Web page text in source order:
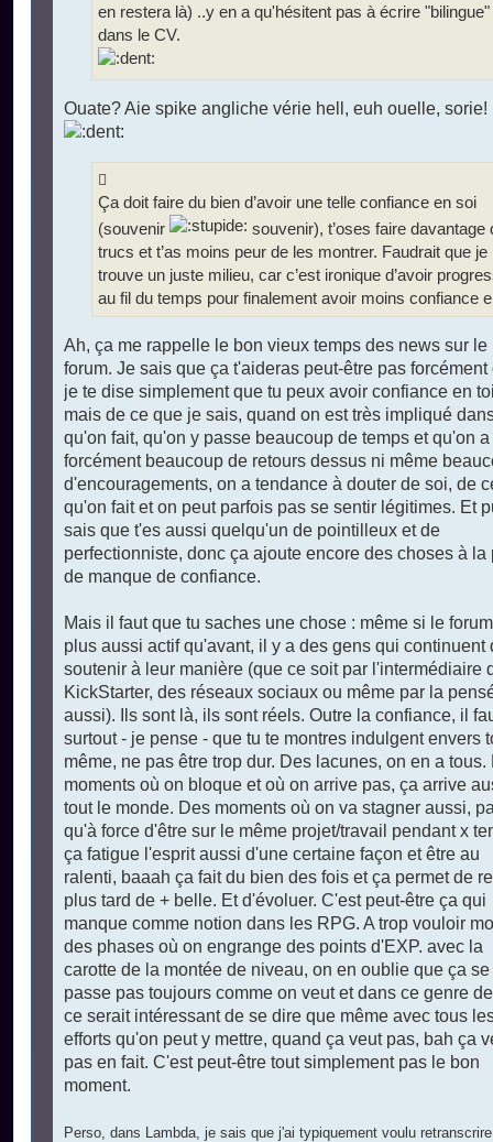
en restera là) ..y en a qu'hésitent pas à écrire "bilingue"
dans le CV.
Ouate? Aie spike angliche vérie hell, euh ouelle, sorie!
Ça doit faire du bien d’avoir une telle confiance en soi
(souvenir
souvenir), t’oses faire davantage
trucs et t’as moins peur de les montrer. Faudrait que je
trouve un juste milieu, car c’est ironique d’avoir
au fil du temps pour finalement avoir moins confiance
Ah, ça me rappelle le bon vieux temps des news sur le
forum. Je sais que ça t'aideras peut-être pas forcément
je te dise simplement que tu peux avoir confiance en
mais de ce que je sais, quand on est très impliqué
qu'on fait, qu'on y passe beaucoup de temps et qu'on
forcément beaucoup de retours dessus ni même
d'encouragements, on a tendance à douter de soi, de
qu'on fait et on peut parfois pas se sentir légitimes. Et
sais que t'es aussi quelqu'un de pointilleux et de
perfectionniste, donc ça ajoute encore des choses à la
de manque de confiance.
Mais il faut que tu saches une chose : même si le
plus aussi actif qu'avant, il y a des gens qui continuent
soutenir à leur manière (que ce soit par l'intermédiaire
KickStarter, des réseaux sociaux ou même par la
aussi). Ils sont là, ils sont réels. Outre la confiance, il
surtout - je pense - que tu te montres indulgent envers
même, ne pas être trop dur. Des lacunes, on en a tous.
moments où on bloque et où on arrive pas, ça arrive
tout le monde. Des moments où on va stagner aussi,
qu'à force d'être sur le même projet/travail pendant x
ça fatigue l'esprit aussi d'une certaine façon et être au
ralenti, baaah ça fait du bien des fois et ça permet de
plus tard de + belle. Et d'évoluer. C'est peut-être ça qui
manque comme notion dans les RPG. A trop vouloir
des phases où on engrange des points d'EXP. avec la
carotte de la montée de niveau, on en oublie que ça se
passe pas toujours comme on veut et dans ce genre
ce serait intéressant de se dire que même avec tous
efforts qu'on peut y mettre, quand ça veut pas, bah ça
pas en fait. C'est peut-être tout simplement pas le bon
moment.
Perso, dans Lambda, je sais que j'ai typiquement voulu